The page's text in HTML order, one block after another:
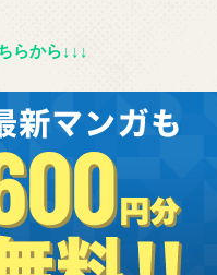
らから↓↓↓